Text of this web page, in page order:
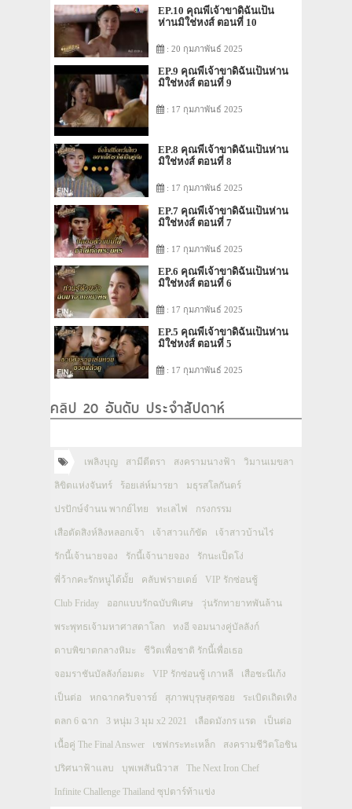
EP.10 คุณพี่เจ้าขาดิฉันเป็น
ห่านมิใช่หงส์ ตอนที่ 10
: 20 กุมภาพันธ์ 2025
EP.9 คุณพี่เจ้าขาดิฉันเป็นห่าน
มิใช่หงส์ ตอนที่ 9
: 17 กุมภาพันธ์ 2025
EP.8 คุณพี่เจ้าขาดิฉันเป็นห่าน
มิใช่หงส์ ตอนที่ 8
: 17 กุมภาพันธ์ 2025
EP.7 คุณพี่เจ้าขาดิฉันเป็นห่าน
มิใช่หงส์ ตอนที่ 7
: 17 กุมภาพันธ์ 2025
EP.6 คุณพี่เจ้าขาดิฉันเป็นห่าน
มิใช่หงส์ ตอนที่ 6
: 17 กุมภาพันธ์ 2025
EP.5 คุณพี่เจ้าขาดิฉันเป็นห่าน
มิใช่หงส์ ตอนที่ 5
: 17 กุมภาพันธ์ 2025
คลิป 20 อันดับ ประจำสัปดาห์
เพลิงบุญ สามีตีตรา สงครามนางฟ้า วิมานเมขลา
ลิขิตแห่งจันทร์ ร้อยเล่ห์มารยา มธุรสโลกันตร์
ปรปักษ์จำนน พากย์ไทย ทะเลไฟ กรงกรรม
เสือตัดสิงห์ลิงหลอกเจ้า เจ้าสาวแก้ขัด เจ้าสาวบ้านไร่
รักนี้เจ้านายจอง รักนี้เจ้านายจอง รักนะเป็ดโง่
พี่ว้ากคะรักหนูได้มั้ย คลับฟรายเดย์ VIP รักซ่อนชู้
Club Friday ออกแบบรักฉบับพิเศษ วุ่นรักทายาทพันล้าน
พระพุทธเจ้ามหาศาสดาโลก ทงอี จอมนางคู่บัลลังก์
ดาบพิฆาตกลางหิมะ ชีวิตเพื่อชาติ รักนี้เพื่อเธอ
จอมราชันบัลลังก์อมตะ VIP รักซ่อนชู้ เกาหลี เสือชะนีเก้ง
เป็นต่อ หกฉากครับจารย์ สุภาพบุรุษสุดซอย ระเบิดเถิดเทิง
ตลก 6 ฉาก 3 หนุ่ม 3 มุม x2 2021 เลือดมังกร แรด เป็นต่อ
เนื้อคู่ The Final Answer เชฟกระทะเหล็ก สงครามชีวิตโอชิน
ปริศนาฟ้าแลบ บุพเพสันนิวาส The Next Iron Chef
Infinite Challenge Thailand ซุปตาร์ท้าแข่ง